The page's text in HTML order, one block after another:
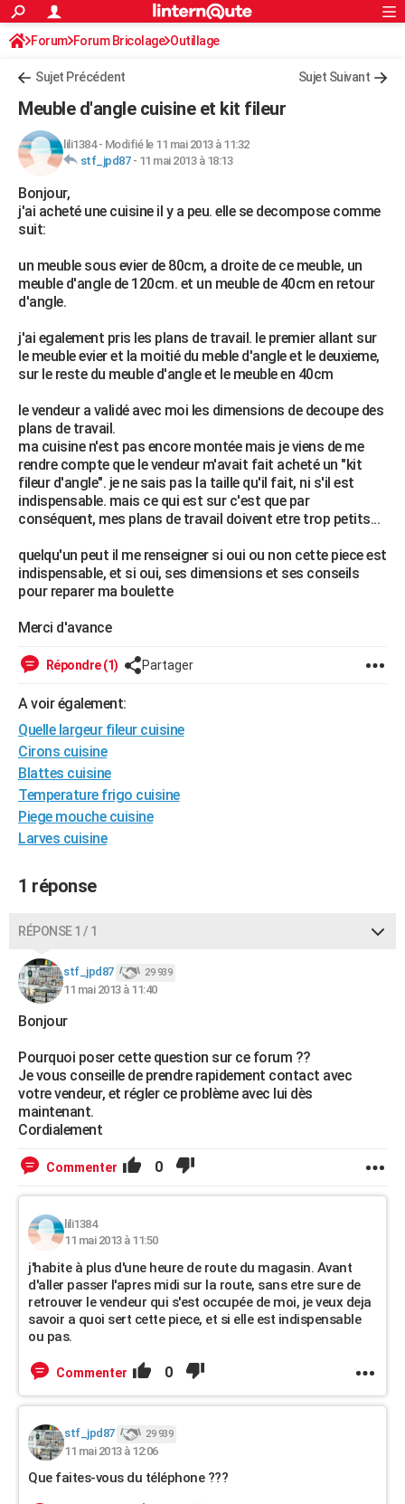
ACTUALITÉS
Politique
Société
Faits Divers
Education
Monde
Villes
+
FINANCE
Retraite
Impôts
Epargne
Immobilier
Risques naturels par ville
Banque
Assurance
Crédit
AUTO
Essais
Réserver un essai
Citadines
Berlines
SUV
Forum auto
+HIGH-TECH
Mobiles
Meilleur smartphone
Internet
Ordinateurs
Jeux vidéo
Guide high-tech
+
Forum
Aménagement intérieur
Extérieur
Cuisine
Salle de bains
Jardinage
Rangement
WEEK-END
Guides de France
Escapades
Patrimoine
Expositions
Musées
Week-end nature
Art de vivre
Bien-être
Loisirs
Mode
Modes de vie
SANTE
Destinations
City break
Voyage nature
Voyage de noces
Forum
Climat
+PHOTO
GUIDES D'ACHAT
BONS PLANS
Carte de Noël
Carte Bonne année
Carte Saint-Valentin
Carte Pâques
Carte d'anniversaire
DICTIONNAIRE
Bricolage
Lifestyle
Culture
Sport
Auto
Television
Voyage
Cinema
S'inscrire
Connexion
Forum Forum Bricolage Outillage
Sujet Précédent Sujet Suivant
Meuble d'angle cuisine et kit fileur
lili1384- Modifié le 11 mai 2013 à 11:32
stf_jpd87- 11 mai 2013 à 18:13
Bonjour,
j'ai acheté une cuisine il y a peu. elle se decompose comme
suit:
un meuble sous evier de 80cm, a droite de ce meuble, un
meuble d'angle de 120cm. et un meuble de 40cm en retour
d'angle.
j'ai egalement pris les plans de travail. le premier allant sur
le meuble evier et la moitié du meble d'angle et le deuxieme,
sur le reste du meuble d'angle et le meuble en 40cm
le vendeur a validé avec moi les dimensions de decoupe des
plans de travail.
ma cuisine n'est pas encore montée mais je viens de me
rendre compte que le vendeur m'avait fait acheté un "kit
fileur d'angle". je ne sais pas la taille qu'il fait, ni s'il est
indispensable. mais ce qui est sur c'est que par
conséquent, mes plans de travail doivent etre trop petits...
quelqu'un peut il me renseigner si oui ou non cette piece est
indispensable, et si oui, ses dimensions et ses conseils
pour reparer ma boulette
Merci d'avance
Répondre (1) Partager
A voir également:
Quelle largeur fileur cuisine
Cirons cuisine
Blattes cuisine
Temperature frigo cuisine
Piege mouche cuisine
Larves cuisine
1 réponse
RÉPONSE 1 / 1
stf_jpd87 29 939
11 mai 2013 à 11:40
Bonjour
Pourquoi poser cette question sur ce forum ??
Je vous conseille de prendre rapidement contact avec
votre vendeur, et régler ce problème avec lui dès
maintenant.
Cordialement
Commenter 0
lili1384
11 mai 2013 à 11:50
j'habite à plus d'une heure de route du magasin. Avant
d'aller passer l'apres midi sur la route, sans etre sure de
retrouver le vendeur qui s'est occupée de moi, je veux deja
savoir a quoi sert cette piece, et si elle est indispensable
ou pas.
Commenter 0
stf_jpd87 29 939
11 mai 2013 à 12:06
Que faites-vous du téléphone ???